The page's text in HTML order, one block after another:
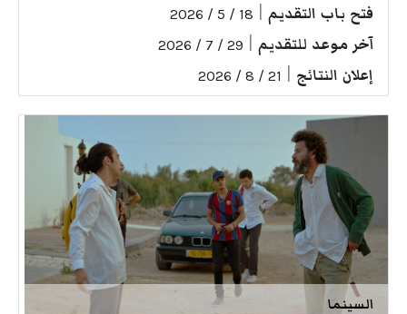
فتح باب التقديم 18 / 5 / 2026
آخر موعد للتقديم 29 / 7 / 2026
إعلان النتائج 21 / 8 / 2026
السينما